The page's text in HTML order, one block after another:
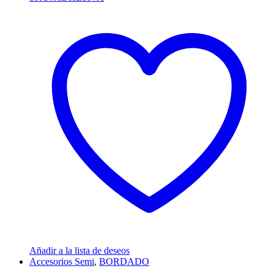
Añadir a la lista de deseos
Accesorios Semi, BORDADO